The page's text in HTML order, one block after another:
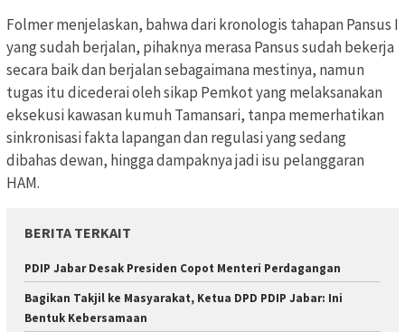
Folmer menjelaskan, bahwa dari kronologis tahapan Pansus I
yang sudah berjalan, pihaknya merasa Pansus sudah bekerja
secara baik dan berjalan sebagaimana mestinya, namun
tugas itu dicederai oleh sikap Pemkot yang melaksanakan
eksekusi kawasan kumuh Tamansari, tanpa memerhatikan
sinkronisasi fakta lapangan dan regulasi yang sedang
dibahas dewan, hingga dampaknya jadi isu pelanggaran
HAM.
BERITA TERKAIT
PDIP Jabar Desak Presiden Copot Menteri Perdagangan
Bagikan Takjil ke Masyarakat, Ketua DPD PDIP Jabar: Ini
Bentuk Kebersamaan